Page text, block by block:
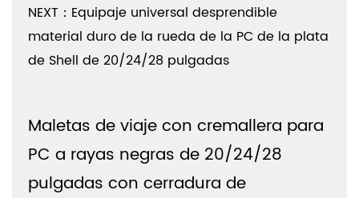
NEXT：Equipaje universal desprendible
material duro de la rueda de la PC de la plata
de Shell de 20/24/28 pulgadas
Maletas de viaje con cremallera para
PC a rayas negras de 20/24/28
pulgadas con cerradura de